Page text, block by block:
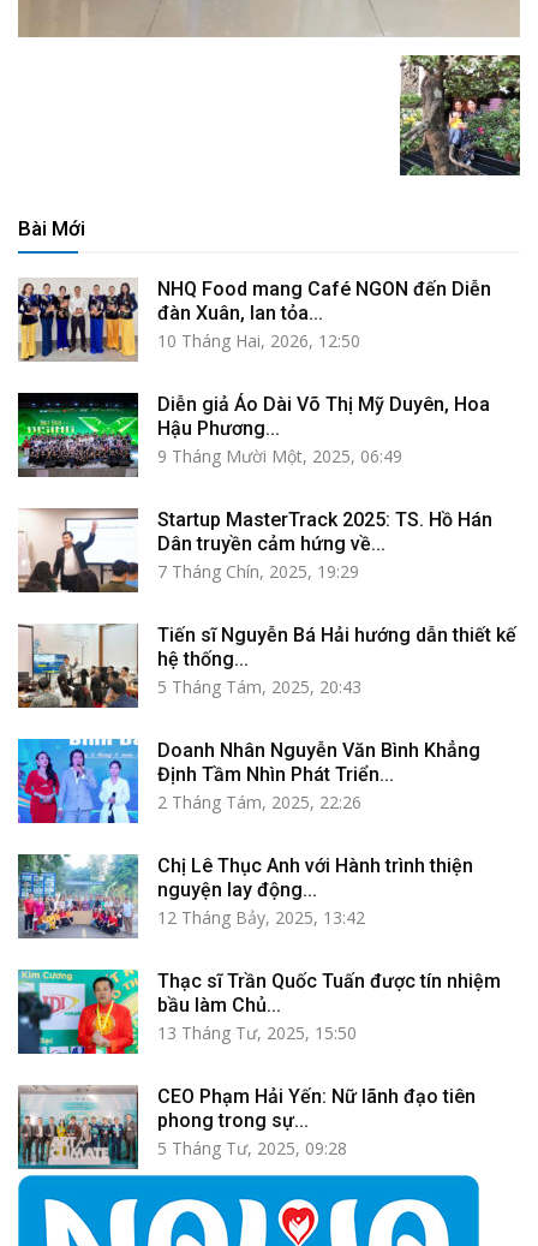
Bài Mới
NHQ Food mang Café NGON đến Diễn
đàn Xuân, lan tỏa...
10 Tháng Hai, 2026, 12:50
Diễn giả Áo Dài Võ Thị Mỹ Duyên, Hoa
Hậu Phương...
9 Tháng Mười Một, 2025, 06:49
Startup MasterTrack 2025: TS. Hồ Hán
Dân truyền cảm hứng về...
7 Tháng Chín, 2025, 19:29
Tiến sĩ Nguyễn Bá Hải hướng dẫn thiết kế
hệ thống...
5 Tháng Tám, 2025, 20:43
Doanh Nhân Nguyễn Văn Bình Khẳng
Định Tầm Nhìn Phát Triển...
2 Tháng Tám, 2025, 22:26
Chị Lê Thục Anh với Hành trình thiện
nguyện lay động...
12 Tháng Bảy, 2025, 13:42
Thạc sĩ Trần Quốc Tuấn được tín nhiệm
bầu làm Chủ...
13 Tháng Tư, 2025, 15:50
CEO Phạm Hải Yến: Nữ lãnh đạo tiên
phong trong sự...
5 Tháng Tư, 2025, 09:28